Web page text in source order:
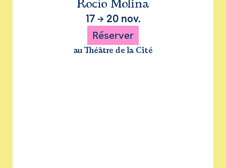
Rocío Molina
17→ 20 nov.
Réserver
au Théâtre de la Cité